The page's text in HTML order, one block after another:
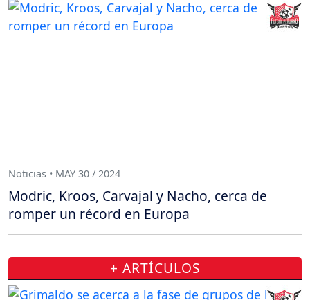
Noticias • MAY 30 / 2024
Modric, Kroos, Carvajal y Nacho, cerca de
romper un récord en Europa
+ ARTÍCULOS